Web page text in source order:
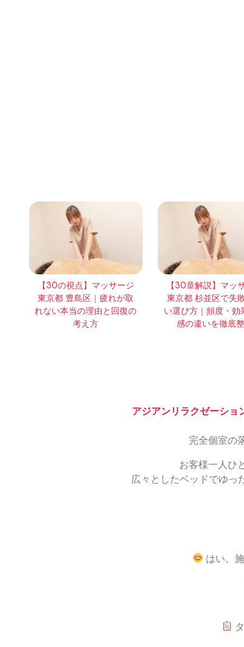
【30の視点】マッサージ
東京都 豊島区｜疲れが取
れない本当の理由と回復の
考え方
【30章解説】マッ
東京都 杉並区で失
い選び方｜頻度・効
感の違いを徹底
アジアンリラクゼーショ
完全個室の
お客様一人ひ
広々としたベッドでゆっ
はい。